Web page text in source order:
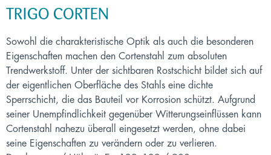
TRIGO CORTEN
Sowohl die charakteristische Optik als auch die besonderen
Eigenschaften machen den Cortenstahl zum absoluten
Trendwerkstoff. Unter der sichtbaren Rostschicht bildet sich auf
der eigentlichen Oberfläche des Stahls eine dichte
Sperrschicht, die das Bauteil vor Korrosion schützt. Aufgrund
seiner Unempfindlichkeit gegenüber Witterungseinflüssen kann
Cortenstahl nahezu überall eingesetzt werden, ohne dabei
seine Eigenschaften zu verändern oder zu verlieren.